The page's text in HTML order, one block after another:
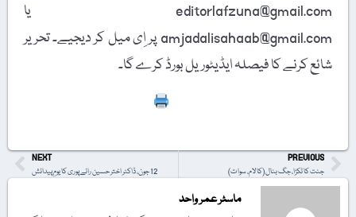
editorlafzuna@gmail.com یا
amjadalisahaab@gmail.com پر اِی میل کر دیجیے۔ تحریر
شائع کرنے کا فیصلہ ایڈیٹوریل بورڈ کرے گا۔
PREVIOUS
جنت کا ٹکڑا، جگ بنال (کالام، سوات)
NEXT
12 جون، ڈاکٹر اختر حسین رائے پوری کا یومِ پیدائش
ماسٹر عمر واحد